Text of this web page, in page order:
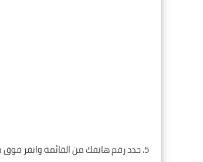
5. حدد رقم هاتفك من القائمة وانقر فوق متابعة.